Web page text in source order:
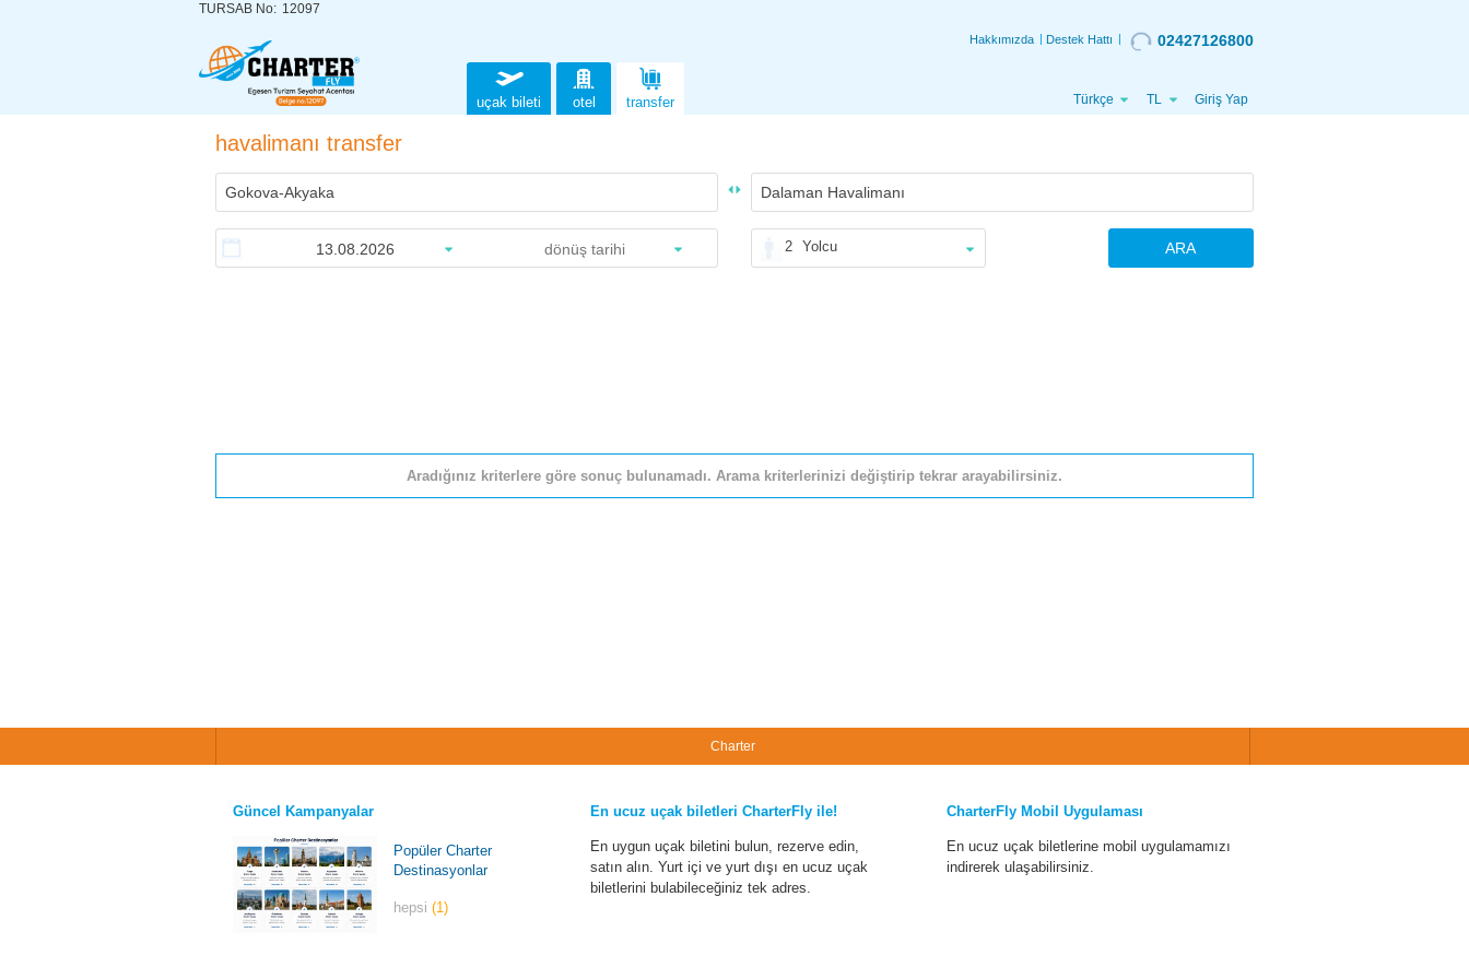
TURSAB No: 12097
Hakkımızda Destek Hattı 02427126800
uçak bileti otel transfer Türkçe TL Giriş Yap
havalimanı transfer
2 Yolcu ARA
Aradığınız kriterlere göre sonuç bulunamadı. Arama kriterlerinizi değiştirip tekrar arayabilirsiniz.
Charter
Güncel Kampanyalar
Popüler Charter
Destinasyonlar
hepsi(1)
En ucuz uçak biletleri CharterFly ile!
En uygun uçak biletini bulun, rezerve edin,
satın alın. Yurt içi ve yurt dışı en ucuz uçak
biletlerini bulabileceğiniz tek adres.
CharterFly Mobil Uygulaması
En ucuz uçak biletlerine mobil uygulamamızı
indirerek ulaşabilirsiniz.